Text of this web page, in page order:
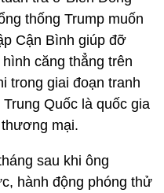
thống Trump muốn
Cận Bình giúp đỡ
căng thẳng trên
trong giai đoạn tranh
Quốc là quốc gia
mại.
sau khi ông
hành động phóng thử